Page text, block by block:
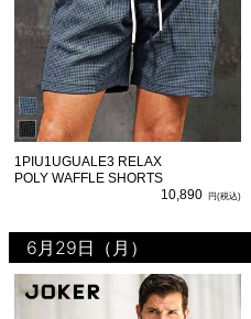
1PIU1UGUALE3 RELAX
POLY WAFFLE SHORTS
10,890
6月29日（月）